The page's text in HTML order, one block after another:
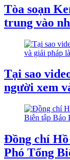
Tòa soạn
trung vào
Tại sao
người xem
Đồng chí
Phó Tổng